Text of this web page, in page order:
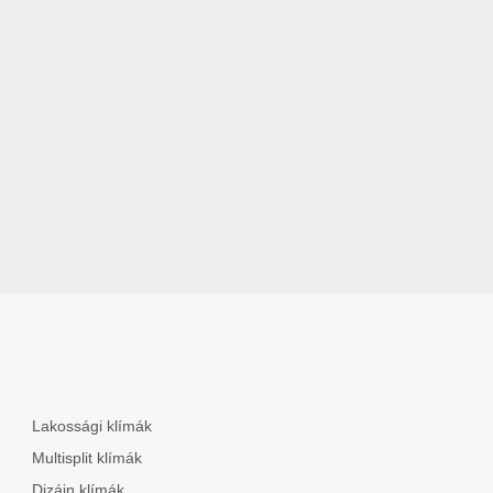
Lakossági klímák
Multisplit klímák